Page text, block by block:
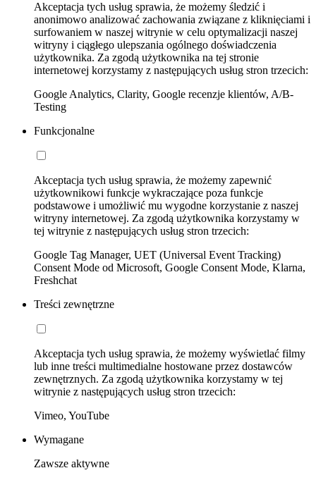
Akceptacja tych usług sprawia, że możemy śledzić i
anonimowo analizować zachowania związane z kliknięciami i
surfowaniem w naszej witrynie w celu optymalizacji naszej
witryny i ciągłego ulepszania ogólnego doświadczenia
użytkownika. Za zgodą użytkownika na tej stronie
internetowej korzystamy z następujących usług stron trzecich:
Google Analytics, Clarity, Google recenzje klientów, A/B-
Testing
Funkcjonalne
Akceptacja tych usług sprawia, że możemy zapewnić
użytkownikowi funkcje wykraczające poza funkcje
podstawowe i umożliwić mu wygodne korzystanie z naszej
witryny internetowej. Za zgodą użytkownika korzystamy w
tej witrynie z następujących usług stron trzecich:
Google Tag Manager, UET (Universal Event Tracking)
Consent Mode od Microsoft, Google Consent Mode, Klarna,
Freshchat
Treści zewnętrzne
Akceptacja tych usług sprawia, że możemy wyświetlać filmy
lub inne treści multimedialne hostowane przez dostawców
zewnętrznych. Za zgodą użytkownika korzystamy w tej
witrynie z następujących usług stron trzecich:
Vimeo, YouTube
Wymagane
Zawsze aktywne